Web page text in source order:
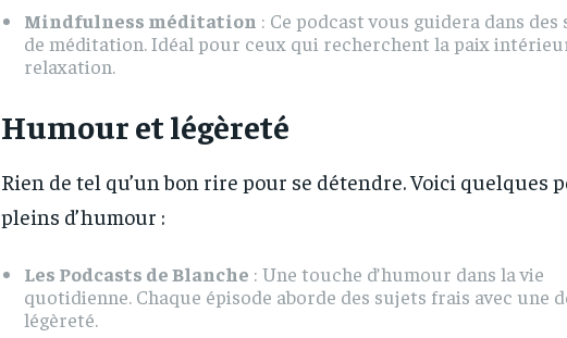
Mindfulness méditation : Ce podcast vous guidera dans des
de méditation. Idéal pour ceux qui recherchent la paix
relaxation.
Humour et légèreté
Rien de tel qu’un bon rire pour se détendre. Voici quelques
pleins d’humour :
Les Podcasts de Blanche : Une touche d’humour dans la vie
quotidienne. Chaque épisode aborde des sujets frais avec une
légèreté.